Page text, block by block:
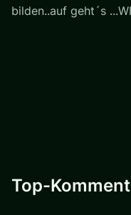
bilden..auf geht´s
Top-